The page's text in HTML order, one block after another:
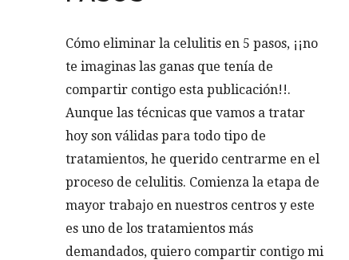
Cómo eliminar la celulitis en 5 pasos, ¡¡no
te imaginas las ganas que tenía de
compartir contigo esta publicación!!.
Aunque las técnicas que vamos a tratar
hoy son válidas para todo tipo de
tratamientos, he querido centrarme en el
proceso de celulitis. Comienza la etapa de
mayor trabajo en nuestros centros y este
es uno de los tratamientos más
demandados, quiero compartir contigo mi